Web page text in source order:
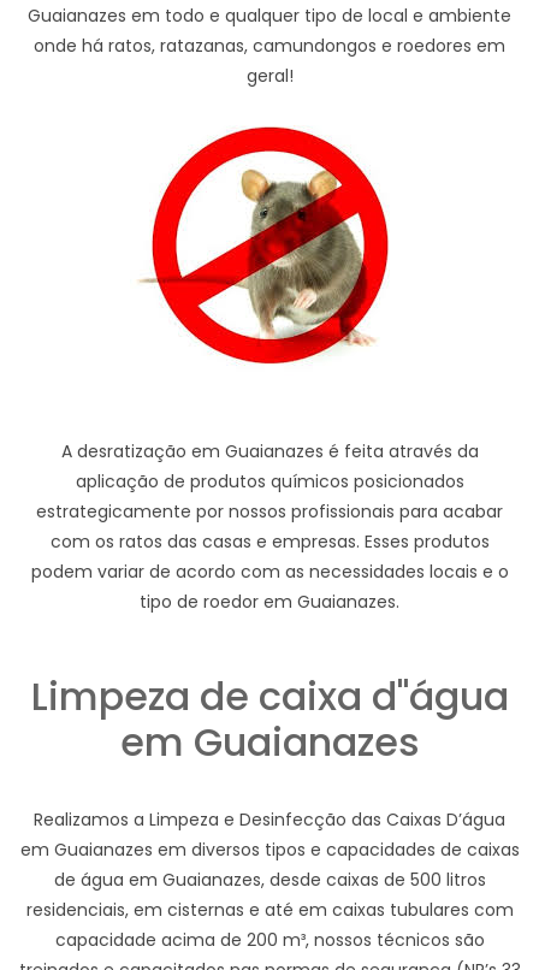
Guaianazes em todo e qualquer tipo de local e ambiente
onde há ratos, ratazanas, camundongos e roedores em
geral!
A desratização em Guaianazes é feita através da
aplicação de produtos químicos posicionados
estrategicamente por nossos profissionais para acabar
com os ratos das casas e empresas. Esses produtos
podem variar de acordo com as necessidades locais e o
tipo de roedor em Guaianazes.
Limpeza de caixa d"água
em Guaianazes
Realizamos a Limpeza e Desinfecção das Caixas D’água
em Guaianazes em diversos tipos e capacidades de caixas
de água em Guaianazes, desde caixas de 500 litros
residenciais, em cisternas e até em caixas tubulares com
capacidade acima de 200 m³, nossos técnicos são